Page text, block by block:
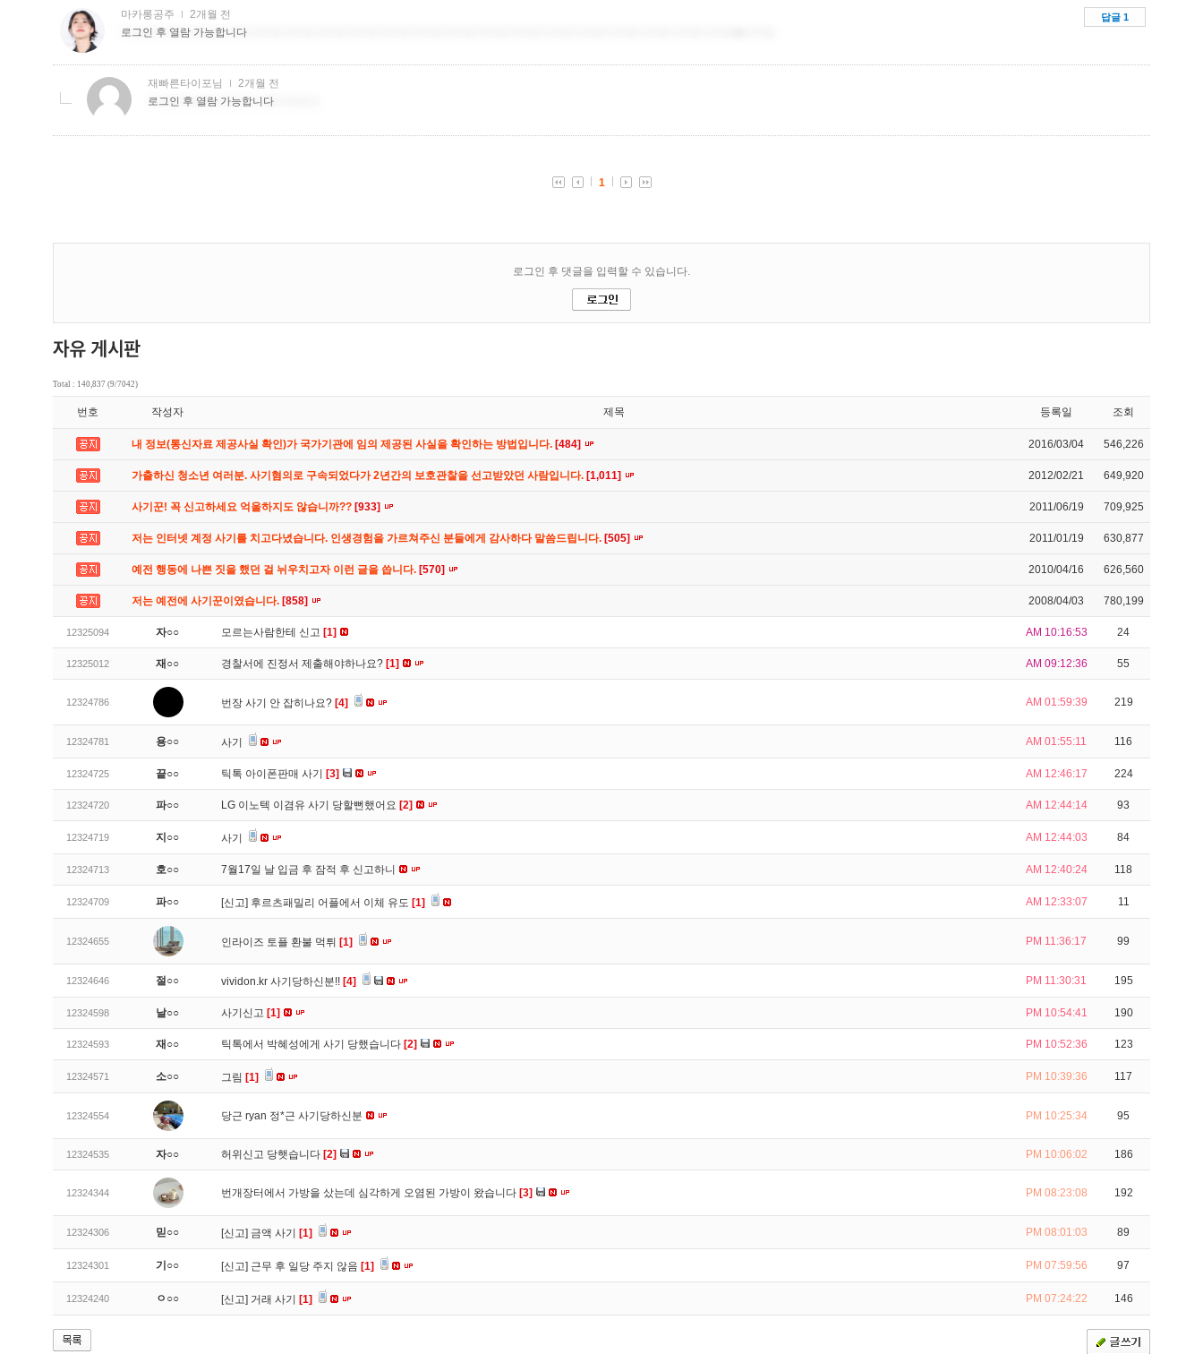
Total : 140,837 (9/7042)
번호 작성자 제목 등록일 조회
내 정보(통신자료 제공사실 확인)가 국가기관에 임의 제공된 사실을 확인하는 방법입니다. [484] 2016/03/04 546,226
가출하신 청소년 여러분. 사기혐의로 구속되었다가 2년간의 보호관찰을 선고받았던 사람입니다. [1,011] 2012/02/21 649,920
사기꾼! 꼭 신고하세요 억울하지도 않습니까?? [933] 2011/06/19 709,925
저는 인터넷 계정 사기를 치고다녔습니다. 인생경험을 가르쳐주신 분들에게 감사하다 말씀드립니다. [505] 2011/01/19 630,877
예전 행동에 나쁜 짓을 했던 걸 뉘우치고자 이런 글을 씁니다. [570] 2010/04/16 626,560
저는 예전에 사기꾼이였습니다. [858] 2008/04/03 780,199
12325094 자○○ 모르는사람한테 신고 [1] AM 10:16:53 24
12325012 재○○ 경찰서에 진정서 제출해야하나요? [1] AM 09:12:36 55
12324786 번장 사기 안 잡히나요? [4] AM 01:59:39 219
12324781 용○○ 사기 AM 01:55:11 116
12324725 끝○○ 틱톡 아이폰판매 사기 [3] AM 12:46:17 224
12324720 파○○ LG 이노텍 이겸유 사기 당할뻔했어요 [2] AM 12:44:14 93
12324719 지○○ 사기 AM 12:44:03 84
12324713 호○○ 7월17일 날 입금 후 잠적 후 신고하니 AM 12:40:24 118
12324709 파○○ [신고] 후르츠패밀리 어플에서 이체 유도 [1] AM 12:33:07 11
12324655 인라이즈 토플 환불 먹튀 [1] PM 11:36:17 99
12324646 절○○ vividon.kr 사기당하신분!! [4] PM 11:30:31 195
12324598 날○○ 사기신고 [1] PM 10:54:41 190
12324593 재○○ 틱톡에서 박혜성에게 사기 당했습니다 [2] PM 10:52:36 123
12324571 소○○ 그림 [1] PM 10:39:36 117
12324554 당근 ryan 정*근 사기당하신분 PM 10:25:34 95
12324535 자○○ 허위신고 당햇습니다 [2] PM 10:06:02 186
12324344 번개장터에서 가방을 샀는데 심각하게 오염된 가방이 왔습니다 [3] PM 08:23:08 192
12324306 믿○○ [신고] 금액 사기 [1] PM 08:01:03 89
12324301 기○○ [신고] 근무 후 일당 주지 않음 [1] PM 07:59:56 97
12324240 ㅇ○○ [신고] 거래 사기 [1] PM 07:24:22 146